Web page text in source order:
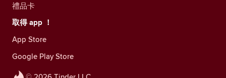
禮品卡
取得 app ！
App Store
Google Play Store